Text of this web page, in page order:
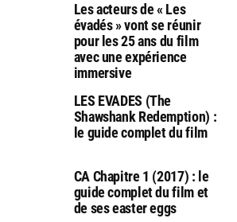
Les acteurs de « Les
évadés » vont se réunir
pour les 25 ans du film
avec une expérience
immersive
LES EVADES (The
Shawshank Redemption) :
le guide complet du film
CA Chapitre 1 (2017) : le
guide complet du film et
de ses easter eggs